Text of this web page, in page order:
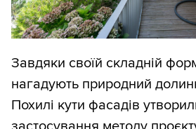
Завдяки своїй складній
нагадують природний
Похилі кути фасадів